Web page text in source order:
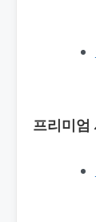
프리미엄